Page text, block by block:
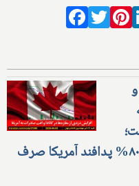
تقریبا تمامی موشک‌های دوربرد و ۸۰% پدافند آمریکا صرف